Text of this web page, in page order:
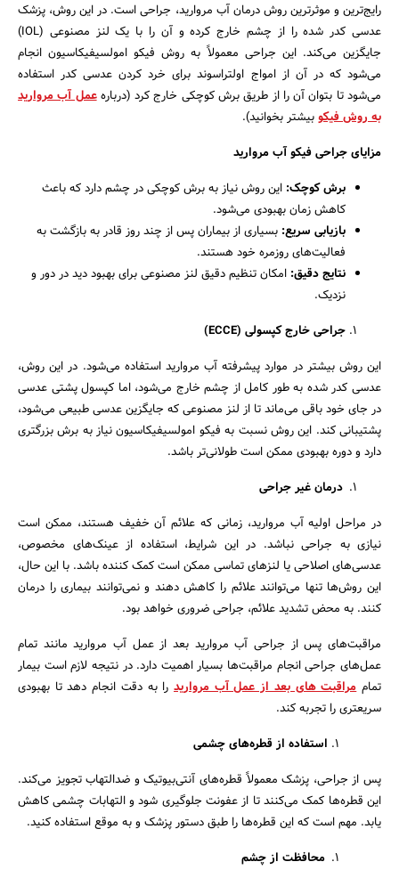
جستجو
رایج‌ترین و موثرترین روش درمان آب مروارید، جراحی است. در این روش، پزشک
عدسی کدر شده را از چشم خارج کرده و آن را با یک لنز مصنوعی (IOL)
جایگزین می‌کند. این جراحی معمولاً به روش فیکو امولسیفیکاسیون انجام
می‌شود که در آن از امواج اولتراسوند برای خرد کردن عدسی کدر استفاده
می‌شود تا بتوان آن را از طریق برش کوچکی خارج کرد (دربارهعمل آب مروارید
به روش فیکوبیشتر بخوانید).
مزایای جراحی فیکو آب مروارید
برش کوچک: این روش نیاز به برش کوچکی در چشم دارد که باعث
کاهش زمان بهبودی می‌شود.
بازیابی سریع: بسیاری از بیماران پس از چند روز قادر به بازگشت به
فعالیت‌های روزمره خود هستند.
نتایج دقیق: امکان تنظیم دقیق لنز مصنوعی برای بهبود دید در دور و
نزدیک.
جراحی خارج کپسولی (ECCE)
این روش بیشتر در موارد پیشرفته آب مروارید استفاده می‌شود. در این روش،
عدسی کدر شده به طور کامل از چشم خارج می‌شود، اما کپسول پشتی عدسی
در جای خود باقی می‌ماند تا از لنز مصنوعی که جایگزین عدسی طبیعی می‌شود،
پشتیبانی کند. این روش نسبت به فیکو امولسیفیکاسیون نیاز به برش بزرگتری
دارد و دوره بهبودی ممکن است طولانی‌تر باشد.
درمان غیر جراحی
در مراحل اولیه آب مروارید، زمانی که علائم آن خفیف هستند، ممکن است
نیازی به جراحی نباشد. در این شرایط، استفاده از عینک‌های مخصوص،
عدسی‌های اصلاحی یا لنزهای تماسی ممکن است کمک کننده باشد. با این حال،
این روش‌ها تنها می‌توانند علائم را کاهش دهند و نمی‌توانند بیماری را درمان
کنند. به محض تشدید علائم، جراحی ضروری خواهد بود.
مراقبت‌های پس از جراحی آب مروارید بعد از عمل آب مروارید مانند تمام
عمل‌های جراحی انجام مراقبت‌ها بسیار اهمیت دارد. در نتیجه لازم است بیمار
تماممراقبت های بعد از عمل آب مروارید را به دقت انجام دهد تا بهبودی
سریعتری را تجربه کند.
استفاده از قطره‌های چشمی
پس از جراحی، پزشک معمولاً قطره‌های آنتی‌بیوتیک و ضدالتهاب تجویز می‌کند.
این قطره‌ها کمک می‌کنند تا از عفونت جلوگیری شود و التهابات چشمی کاهش
یابد. مهم است که این قطره‌ها را طبق دستور پزشک و به موقع استفاده کنید.
محافظت از چشم